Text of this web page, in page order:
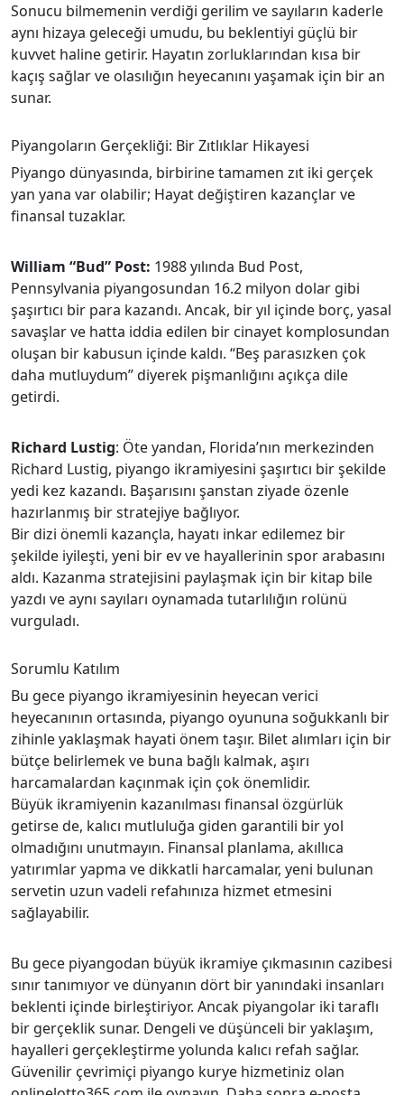
Sonucu bilmemenin verdiği gerilim ve sayıların kaderle
aynı hizaya geleceği umudu, bu beklentiyi güçlü bir
kuvvet haline getirir. Hayatın zorluklarından kısa bir
kaçış sağlar ve olasılığın heyecanını yaşamak için bir an
sunar.
Piyangoların Gerçekliği: Bir Zıtlıklar Hikayesi
Piyango dünyasında, birbirine tamamen zıt iki gerçek
yan yana var olabilir; Hayat değiştiren kazançlar ve
finansal tuzaklar.
William “Bud” Post: 1988 yılında Bud Post,
Pennsylvania piyangosundan 16.2 milyon dolar gibi
şaşırtıcı bir para kazandı. Ancak, bir yıl içinde borç, yasal
savaşlar ve hatta iddia edilen bir cinayet komplosundan
oluşan bir kabusun içinde kaldı. “Beş parasızken çok
daha mutluydum” diyerek pişmanlığını açıkça dile
getirdi.
Richard Lustig: Öte yandan, Florida’nın merkezinden
Richard Lustig, piyango ikramiyesini şaşırtıcı bir şekilde
yedi kez kazandı. Başarısını şanstan ziyade özenle
hazırlanmış bir stratejiye bağlıyor.
Bir dizi önemli kazançla, hayatı inkar edilemez bir
şekilde iyileşti, yeni bir ev ve hayallerinin spor arabasını
aldı. Kazanma stratejisini paylaşmak için bir kitap bile
yazdı ve aynı sayıları oynamada tutarlılığın rolünü
vurguladı.
Sorumlu Katılım
Bu gece piyango ikramiyesinin heyecan verici
heyecanının ortasında, piyango oyununa soğukkanlı bir
zihinle yaklaşmak hayati önem taşır. Bilet alımları için bir
bütçe belirlemek ve buna bağlı kalmak, aşırı
harcamalardan kaçınmak için çok önemlidir.
Büyük ikramiyenin kazanılması finansal özgürlük
getirse de, kalıcı mutluluğa giden garantili bir yol
olmadığını unutmayın. Finansal planlama, akıllıca
yatırımlar yapma ve dikkatli harcamalar, yeni bulunan
servetin uzun vadeli refahınıza hizmet etmesini
sağlayabilir.
Bu gece piyangodan büyük ikramiye çıkmasının cazibesi
sınır tanımıyor ve dünyanın dört bir yanındaki insanları
beklenti içinde birleştiriyor. Ancak piyangolar iki taraflı
bir gerçeklik sunar. Dengeli ve düşünceli bir yaklaşım,
hayalleri gerçekleştirme yolunda kalıcı refah sağlar.
Güvenilir çevrimiçi piyango kurye hizmetiniz olan